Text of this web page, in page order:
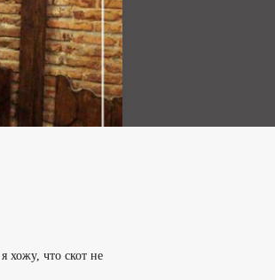
хожу, что скот не